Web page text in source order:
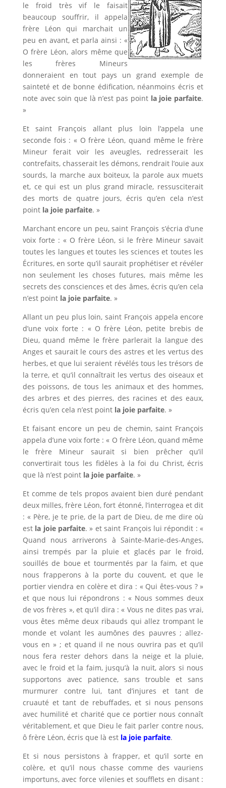
le froid très vif le faisait
beaucoup souffrir, il appela
frère Léon qui marchait un
peu en avant, et parla ainsi : «
O frère Léon, alors même que
les frères Mineurs
donneraient en tout pays un grand exemple de
sainteté et de bonne édification, néanmoins écris et
note avec soin que là n’est pas point la joie parfaite.
»
Et saint François allant plus loin l’appela une
seconde fois : « O frère Léon, quand même le frère
Mineur ferait voir les aveugles, redresserait les
contrefaits, chasserait les démons, rendrait l’ouïe aux
sourds, la marche aux boiteux, la parole aux muets
et, ce qui est un plus grand miracle, ressusciterait
des morts de quatre jours, écris qu’en cela n’est
point la joie parfaite. »
Marchant encore un peu, saint François s’écria d’une
voix forte : « O frère Léon, si le frère Mineur savait
toutes les langues et toutes les sciences et toutes les
Écritures, en sorte qu’il saurait prophétiser et révéler
non seulement les choses futures, mais même les
secrets des consciences et des âmes, écris qu’en cela
n’est point la joie parfaite. »
Allant un peu plus loin, saint François appela encore
d’une voix forte : « O frère Léon, petite brebis de
Dieu, quand même le frère parlerait la langue des
Anges et saurait le cours des astres et les vertus des
herbes, et que lui seraient révélés tous les trésors de
la terre, et qu’il connaîtrait les vertus des oiseaux et
des poissons, de tous les animaux et des hommes,
des arbres et des pierres, des racines et des eaux,
écris qu’en cela n’est point la joie parfaite. »
Et faisant encore un peu de chemin, saint François
appela d’une voix forte : « O frère Léon, quand même
le frère Mineur saurait si bien prêcher qu’il
convertirait tous les fidèles à la foi du Christ, écris
que là n’est point la joie parfaite. »
Et comme de tels propos avaient bien duré pendant
deux milles, frère Léon, fort étonné, l’interrogea et dit
: « Père, je te prie, de la part de Dieu, de me dire où
est la joie parfaite. » et saint François lui répondit : «
Quand nous arriverons à Sainte-Marie-des-Anges,
ainsi trempés par la pluie et glacés par le froid,
souillés de boue et tourmentés par la faim, et que
nous frapperons à la porte du couvent, et que le
portier viendra en colère et dira : « Qui êtes-vous ? »
et que nous lui répondrons : « Nous sommes deux
de vos frères », et qu’il dira : « Vous ne dites pas vrai,
vous êtes même deux ribauds qui allez trompant le
monde et volant les aumônes des pauvres ; allez-
vous en » ; et quand il ne nous ouvrira pas et qu’il
nous fera rester dehors dans la neige et la pluie,
avec le froid et la faim, jusqu’à la nuit, alors si nous
supportons avec patience, sans trouble et sans
murmurer contre lui, tant d’injures et tant de
cruauté et tant de rebuffades, et si nous pensons
avec humilité et charité que ce portier nous connaît
véritablement, et que Dieu le fait parler contre nous,
ô frère Léon, écris que là est la joie parfaite.
Et si nous persistons à frapper, et qu’il sorte en
colère, et qu’il nous chasse comme des vauriens
importuns, avec force vilenies et soufflets en disant :